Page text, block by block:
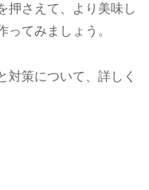
押さえて、より美味し
ってみましょう。
対策について、詳しく